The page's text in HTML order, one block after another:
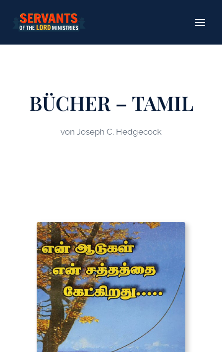
Inhalt
springen
BÜCHER – TAMIL
von Joseph C. Hedgecock